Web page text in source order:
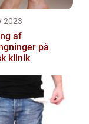
2023
af
på
klinik